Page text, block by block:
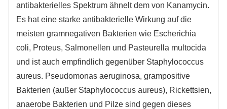
antibakterielles Spektrum ähnelt dem von Kanamycin.
Es hat eine starke antibakterielle Wirkung auf die
meisten gramnegativen Bakterien wie Escherichia
coli, Proteus, Salmonellen und Pasteurella multocida
und ist auch empfindlich gegenüber Staphylococcus
aureus. Pseudomonas aeruginosa, grampositive
Bakterien (außer Staphylococcus aureus), Rickettsien,
anaerobe Bakterien und Pilze sind gegen dieses